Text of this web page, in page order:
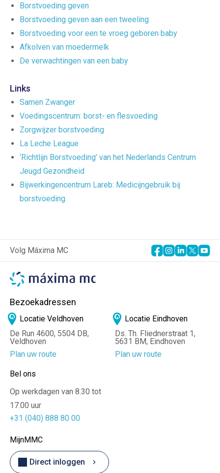
Borstvoeding geven
Borstvoeding geven aan een tweeling
Borstvoeding voor een te vroeg geboren baby
Afkolven van moedermelk
De verwachtingen van een baby
Links
Samen Zwanger
Voedingscentrum: borst- en flesvoeding
Zorgwijzer borstvoeding
La Leche League
‘Richtlijn Borstvoeding’ van het Nederlands Centrum
Jeugd Gezondheid
Bijwerkingencentrum Lareb: Medicijngebruik bij
borstvoeding
Bel ons
Op werkdagen van 8.30 tot
17.00 uur
+31 (040) 888 80 00
Bezoekadressen
Locatie Veldhoven
De Run 4600, 5504 DB,
Veldhoven
Plan uw route
Locatie Eindhoven
Ds. Th. Fliednerstraat 1,
5631 BM, Eindhoven
Plan uw route
Volg Máxima MC
MijnMMC
Direct inloggen